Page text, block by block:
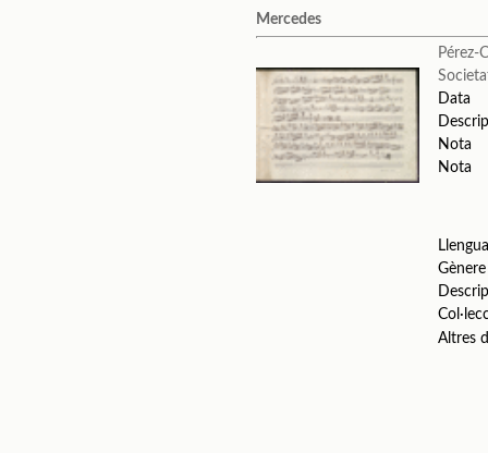
Mercedes
Pérez-
Data
Nota
Nota
Gènere
Altres